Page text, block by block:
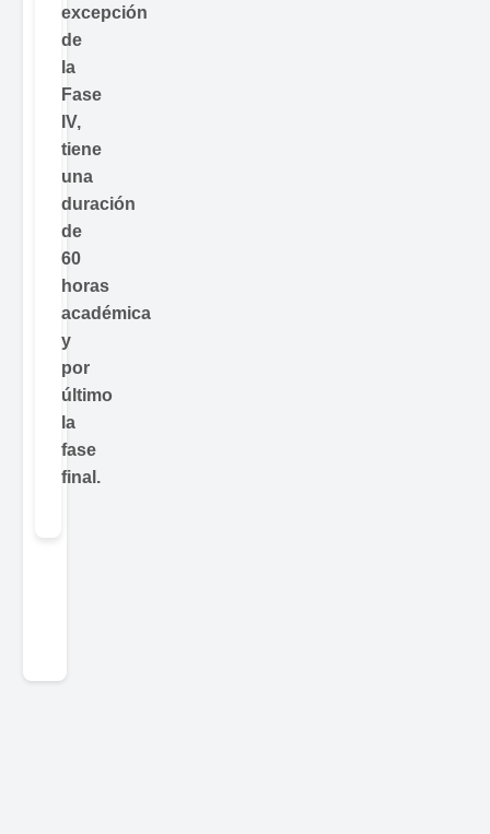
excepción
de
la
Fase
IV,
tiene
una
duración
de
60
horas
académica
y
por
último
la
fase
final.